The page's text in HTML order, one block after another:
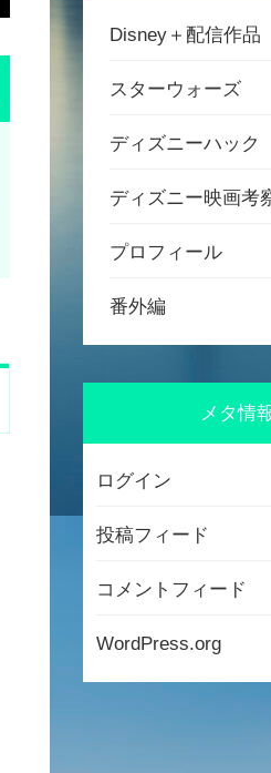
Disney＋配信作品
スターウォーズ
ディズニーハック
ディズニー映画考
プロフィール
番外編
メタ情
ログイン
投稿フィード
コメントフィード
WordPress.org